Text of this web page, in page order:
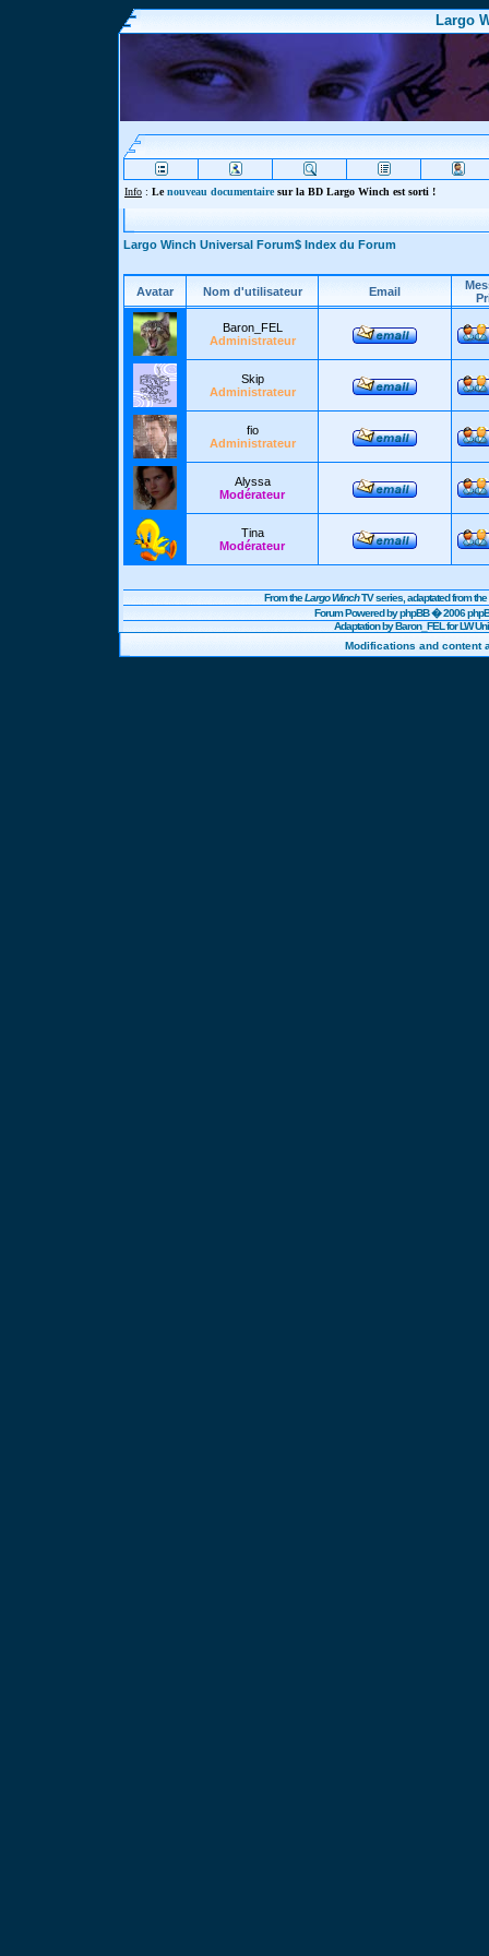
Largo
Info : Lenouveau documentairesur la BD Largo Winch est sorti !
Largo Winch Universal Forum$ Index du Forum
Avatar Nom d'utilisateur Email
Baron_FEL
Administrateur
Skip
Administrateur
fio
Administrateur
Alyssa
Modérateur
Tina
Modérateur
From theLargo WinchTV series, adaptated from
Forum Powered byphpBB� 2006
Adaptation by Baron_FEL for LW
Modifications and content